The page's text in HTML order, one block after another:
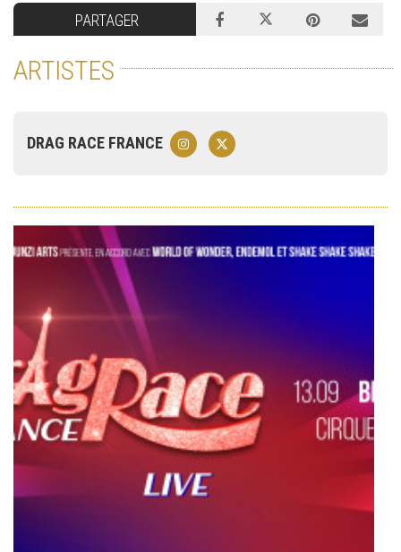
PARTAGER
ARTISTES
DRAG RACE FRANCE